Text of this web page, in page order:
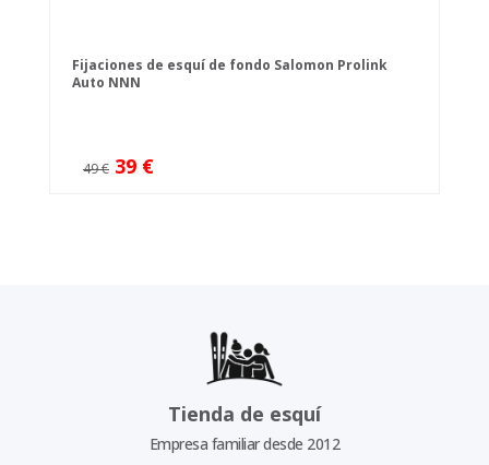
Fijaciones de esquí de fondo Salomon Prolink
Auto NNN
49 € 39 €
Tienda de esquí
Empresa familiar desde 2012